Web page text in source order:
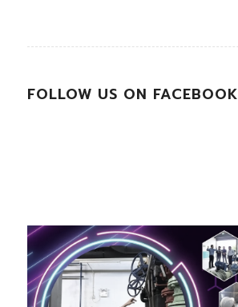
FOLLOW US ON FACEBOOK